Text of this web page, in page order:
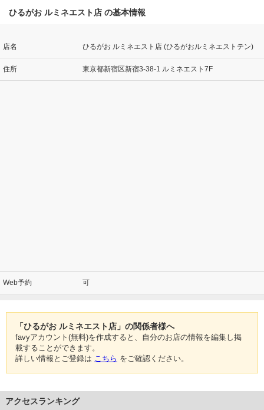
ひるがお ルミネエスト店 の基本情報
店名 ひるがお ルミネエスト店 (ひるがおルミネエストテン)
住所 東京都新宿区新宿3-38-1 ルミネエスト7F
Web予約 可
「ひるがお ルミネエスト店」の関係者様へ
favyアカウント(無料)を作成すると、自分のお店の情報を編集し掲
載することができます。
詳しい情報とご登録は こちら をご確認ください。
アクセスランキング